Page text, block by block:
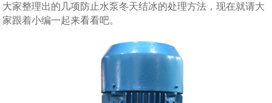
大家整理出的几项防止水泵冬天结冰的处理方法，现在就请大
家跟着小编一起来看看吧。